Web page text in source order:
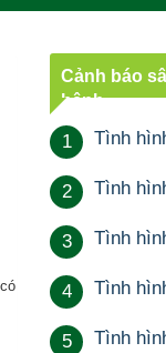
Cảnh báo
bệnh
1 Tình
2 Tình
3 Tình
4 Tình
5 Tình